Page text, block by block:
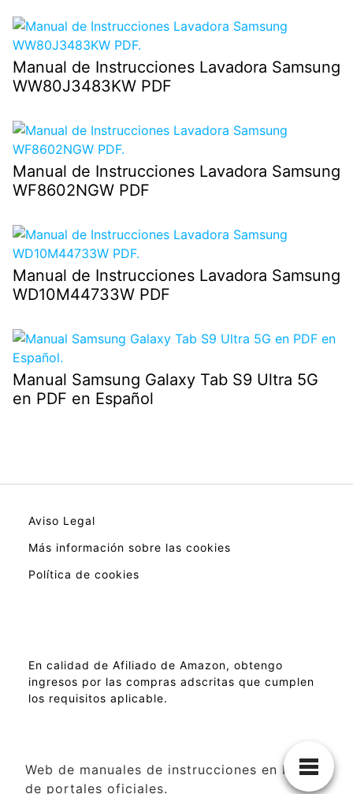
Manual de Instrucciones Lavadora Samsung
WW80J3483KW PDF
Manual de Instrucciones Lavadora Samsung
WF8602NGW PDF
Manual de Instrucciones Lavadora Samsung
WD10M44733W PDF
Manual Samsung Galaxy Tab S9 Ultra 5G
en PDF en Español
Aviso Legal
Más información sobre las cookies
Política de cookies
En calidad de Afiliado de Amazon, obtengo
ingresos por las compras adscritas que cumplen
los requisitos aplicable.
Web de manuales de instrucciones en PDF
de portales oficiales.